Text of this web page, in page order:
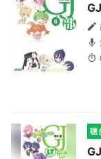
逢坂力, 鵜澤正太郎, 朝日奈丸佳, 本泉莉奈, 福緒唯, 水野
亜
聴